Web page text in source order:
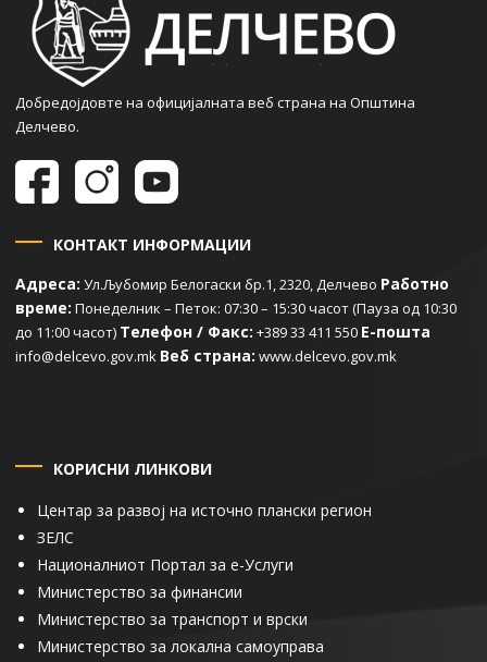
Добредојдовте на официјалната веб страна на Општина
Делчево.
КОНТАКТ ИНФОРМАЦИИ
Адреса: Ул.Љубомир Белогаски бр.1, 2320, Делчево Работно
време: Понеделник – Петок: 07:30 – 15:30 часот (Пауза од 10:30
до 11:00 часот) Телефон / Факс: +389 33 411 550 Е-пошта
info@delcevo.gov.mk Веб страна: www.delcevo.gov.mk
КОРИСНИ ЛИНКОВИ
Центар за развој на источно плански регион
ЗЕЛС
Националниот Портал за е-Услуги
Министерство за финансии
Министерство за транспорт и врски
Министерство за локална самоуправа